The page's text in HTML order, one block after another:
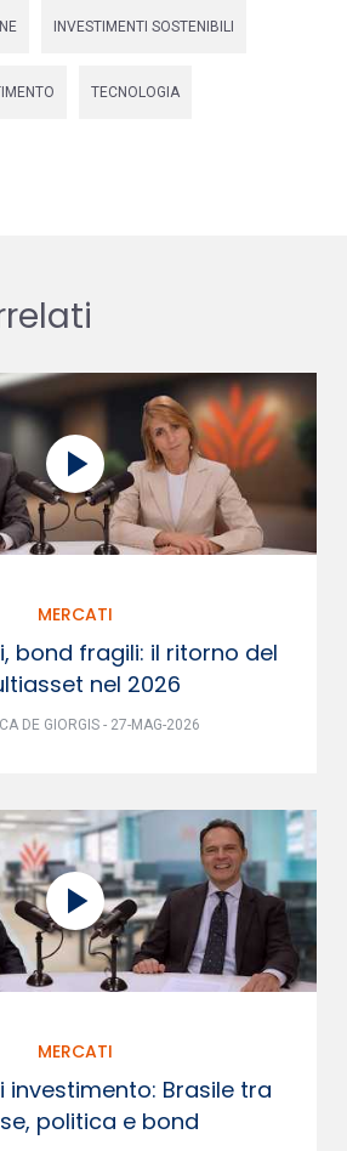
INVESTIMENTI SOSTENIBILI
TECNOLOGIA
MERCATI
bond fragili: il ritorno del
nel 2026
DE GIORGIS - 27-MAG-2026
MERCATI
investimento: Brasile tra
politica e bond